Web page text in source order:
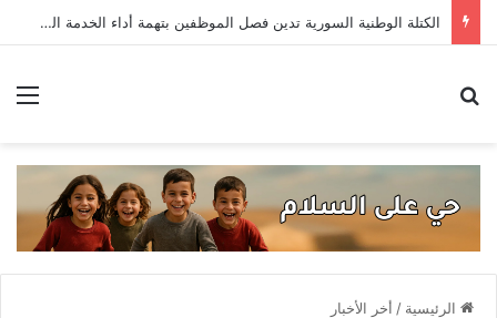
الكتلة الوطنية السورية تدين فصل الموظفين بتهمة أداء الخدمة العسكرية
الرئيسية / أخر الأخبار